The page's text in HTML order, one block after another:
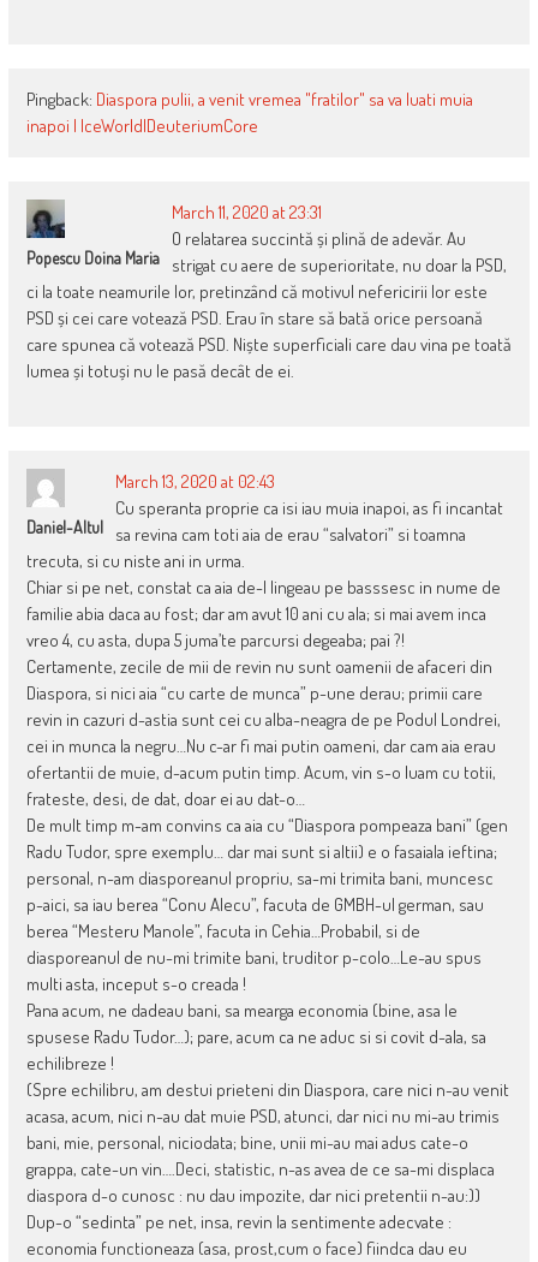
Pingback: Diaspora pulii, a venit vremea "fratilor" sa va luati muia
inapoi | IceWorld|DeuteriumCore
Popescu Doina Maria
March 11, 2020 at 23:31
O relatarea succintă și plină de adevăr. Au
strigat cu aere de superioritate, nu doar la PSD,
ci la toate neamurile lor, pretinzând că motivul nefericirii lor este
PSD și cei care votează PSD. Erau în stare să bată orice persoană
care spunea că votează PSD. Niște superficiali care dau vina pe toată
lumea și totuși nu le pasă decât de ei.
Daniel-Altul
March 13, 2020 at 02:43
Cu speranta proprie ca isi iau muia inapoi, as fi incantat
sa revina cam toti aia de erau “salvatori” si toamna
trecuta, si cu niste ani in urma.
Chiar si pe net, constat ca aia de-l lingeau pe basssesc in nume de
familie abia daca au fost; dar am avut 10 ani cu ala; si mai avem inca
vreo 4, cu asta, dupa 5 juma’te parcursi degeaba; pai ?!
Certamente, zecile de mii de revin nu sunt oamenii de afaceri din
Diaspora, si nici aia “cu carte de munca” p-une derau; primii care
revin in cazuri d-astia sunt cei cu alba-neagra de pe Podul Londrei,
cei in munca la negru…Nu c-ar fi mai putin oameni, dar cam aia erau
ofertantii de muie, d-acum putin timp. Acum, vin s-o luam cu totii,
frateste, desi, de dat, doar ei au dat-o…
De mult timp m-am convins ca aia cu “Diaspora pompeaza bani” (gen
Radu Tudor, spre exemplu… dar mai sunt si altii) e o fasaiala ieftina;
personal, n-am diasporeanul propriu, sa-mi trimita bani, muncesc
p-aici, sa iau berea “Conu Alecu”, facuta de GMBH-ul german, sau
berea “Mesteru Manole”, facuta in Cehia…Probabil, si de
diasporeanul de nu-mi trimite bani, truditor p-colo…Le-au spus
multi asta, inceput s-o creada !
Pana acum, ne dadeau bani, sa mearga economia (bine, asa le
spusese Radu Tudor…); pare, acum ca ne aduc si si covit d-ala, sa
echilibreze !
(Spre echilibru, am destui prieteni din Diaspora, care nici n-au venit
acasa, acum, nici n-au dat muie PSD, atunci, dar nici nu mi-au trimis
bani, mie, personal, niciodata; bine, unii mi-au mai adus cate-o
grappa, cate-un vin….Deci, statistic, n-as avea de ce sa-mi displaca
diaspora d-o cunosc : nu dau impozite, dar nici pretentii n-au:))
Dup-o “sedinta” pe net, insa, revin la sentimente adecvate :
economia functioneaza (asa, prost,cum o face) fiindca dau eu